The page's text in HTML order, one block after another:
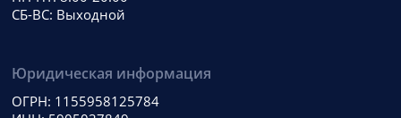
СБ-ВС: Выходной
Юридическая информация
ОГРН: 1155958125784